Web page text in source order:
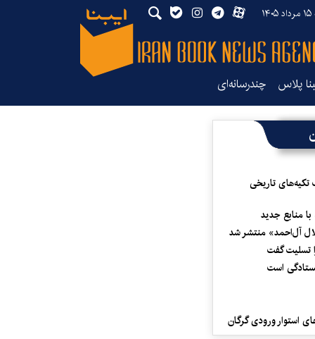
پلاس چندرسانه‌ای
تکیه‌های تاریخی
منابع جدید
آل‌احمد» منتشر شد
تسلیت گفت
است
استوار ورودی گرگان